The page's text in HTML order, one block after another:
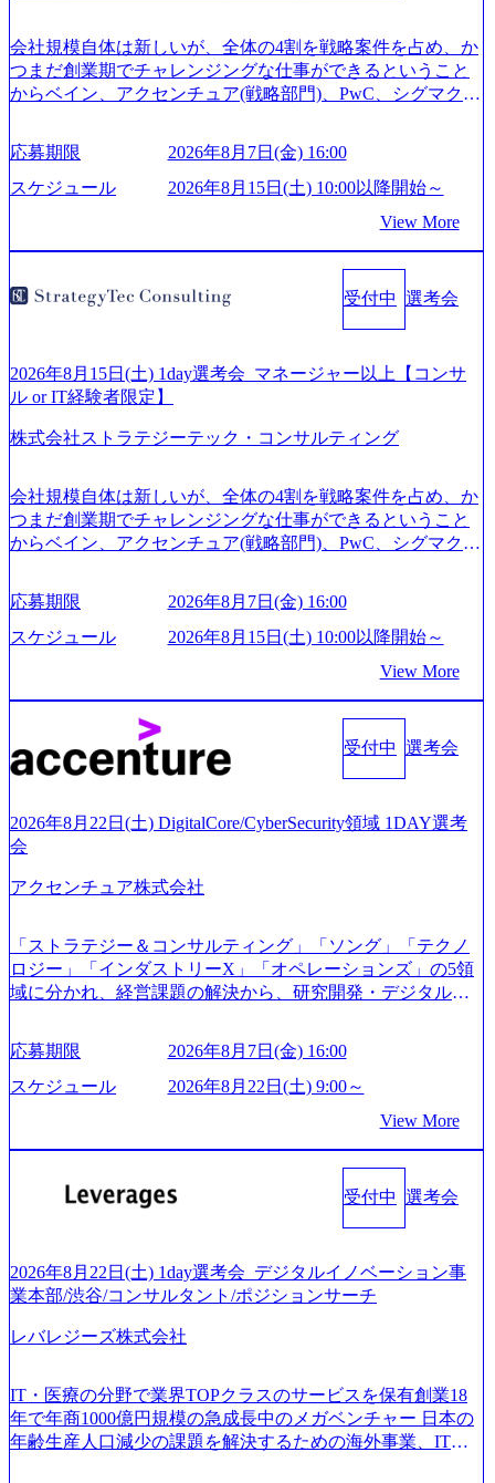
会社規模自体は新しいが、全体の4割を戦略案件を占め、か
つまだ創業期でチャレンジングな仕事ができるということ
からベイン、アクセンチュア(戦略部門)、PwC、シグマクシ
が続々ジョインするピュアな戦略を伸ばす新興ファーム。
事業会社機能へ携われる可能性※SaaSプロダクト、地方創
生、メディアなど リモート比率99%、福岡や北海道在中者
業、通信業界に強みがあり、ヘルスケアな業界は広げてい
く予定 インセンティブ支給という他社にはない制度 ワンプ
始～ 2026年8月7日(金) 16:00 ※枠が限られておりますので、
ご応募いただいてもご対応できない可能性がございます ※
だいたご応募者様については、1dayではなく通常選考での
ご案内とさせていただきます ● 面接(1次・最終を一度の面
についてご連絡させていただきます。 ● 一日で最終面接ま
合、後日面接や面談のお時間をいただく場合がございます
● 面接、条件面談それぞれ最大1時間を想定しております ・
実施前日までに日程およびURLを共有させていただきます
・面接および条件面談ともに、どの時間開始となってもご
ますと幸いです ※1day選考会のご参加希望の方は、事前に
GAB試験を受検いただきます(受験期限は1day選考会実施日
の3日前まで)。 ※ただし、30代以上のコンサルファーム経
験3年以上の方はGAB受検免除、書類選考のみ。 書類選考
通過後に、GAB試験に合格している方へ1day選考会当日の
ご案内をさせていただきます。 急速なグローバル化により
既存事業では成長戦略を描く事が困難になった大手企業を
サポートするため、新規事業立案や既存事業のトランスフ
たします。 (1)既存または新規大手事業会社から依頼された
「経営戦略」等のコンサルティング支援を行います。クラ
イアントは各業界上位5社をターゲットとし、特にCXOクラ
スから「新規事業戦略」「既存事業のトランスフォーメー
略」案件をメインとしたコンサルティングを行います ＜プ
ロジェクト一部抜粋＞ ・海外事業(新規・既存)事業のビジ
ネスモデル検討支援 ・金融領域におけるAIを活用した事業
ィ領域における地域活性アプリ企画支援及び実行支援 ・ロ
業支援 ※その他新規事業や既存デジタルトランスフォーメ
ーションの案件が多数 ● コンサルタント プロジェクトにお
プロジェクトにおける課題/リスク管理などを担当。 ● シニ
アコンサルタント プロジェクトメンバーとしてプロジェク
トの一領域を担う。主な作業としては、As-Is分析、仮説構
ィスカッションペ ーパーの作成などを担当。 ● 裁量権 弊社
は2019年11月に設立され、成長期といわれるフェーズにあ
ります。 事業・組織を拡大していく時期のため、メンバー
や組織がスケールしていく過程を体感できます。 また、希
参加できる環境です。 自ら案件を取り、プロジェクト体制
を作っていくことも可能です。 ● 事業会社機能にも携われ
る 弊社にはコンサルティング事業以外にもSaaSプロダク
応募期限
2026年8月7日(金) 16:00
スケジュール
2026年8月15日(土) 10:00以降開始～
View More
受付中 選考会
2026年8月15日(土) 1day選考会_マネージャー以上【コンサ
ル or IT経験者限定】
株式会社ストラテジーテック・コンサルティング
会社規模自体は新しいが、全体の4割を戦略案件を占め、か
つまだ創業期でチャレンジングな仕事ができるということ
からベイン、アクセンチュア(戦略部門)、PwC、シグマクシ
が続々ジョインするピュアな戦略を伸ばす新興ファーム。
事業会社機能へ携われる可能性※SaaSプロダクト、地方創
生、メディアなど リモート比率99%、福岡や北海道在中者
業、通信業界に強みがあり、ヘルスケアな業界は広げてい
く予定 インセンティブ支給という他社にはない制度 ワンプ
ール制を敷く、柔軟な組織 2026年8月15日(土) 10:00以降開
始～ 2026年8月7日(金) 16:00 ※枠が限られておりますので、
ご応募いただいてもご対応できない可能性がございます ※
ご応募者様については、1dayではなく通常選考でのご案内
とさせていただきます ● 面接(1次・最終を一度の面接で実
てご連絡させていただきます。 ● 一日で最終面接まで完了
日面接や面談のお時間をいただく場合がございます ● 面
接、条件面談それぞれ最大1時間を想定しております ・実施
前日までに日程およびURLを共有させていただきます ・面
接および条件面談ともに、どの時間開始となってもご対応
と幸いです ※1day選考会のご参加希望の方は、事前にGAB
試験を受検いただきます(受験期限は1day選考会実施日の3日
前まで)。 ※ただし、30代以上のコンサルファーム経験3年
以上の方はGAB受検免除、書類選考のみ。 書類選考通過後
に、GAB試験に合格している方へ1day選考会当日のご案内
をさせていただきます。 急速なグローバル化により既存事
業では成長戦略を描く事が困難になった大手企業をサポー
す。 (1)既存または新規大手事業会社から依頼された「経営
戦略」等のコンサルティング支援を行います。クライアン
トは各業界上位5社をターゲットとし、特にCXOクラスから
「新規事業戦略」「既存事業のトランスフォーメーショ
案件をメインとしたコンサルティングを行います ＜プロジ
ェクト一部抜粋＞ ・海外事業(新規・既存)事業のビジネス
モデル検討支援 ・金融領域におけるAIを活用した事業戦略
応募期限
2026年8月7日(金) 16:00
スケジュール
2026年8月15日(土) 10:00以降開始～
View More
受付中 選考会
2026年8月22日(土) DigitalCore/CyberSecurity領域 1DAY選考
会
アクセンチュア株式会社
「ストラテジー＆コンサルティング」「ソング」「テクノ
ロジー」「インダストリーX」「オペレーションズ」の5領
域に分かれ、経営課題の解決から、研究開発・デジタル・
グ領域からその実行的側面であるITサービスの提供まで一
貫して支援する総合系・IT系ファームである あらゆる産業
において非常に良質な顧客基盤を築いており、Fortune Globa
手掛けたプロジェクトは「ファーストリテイリングにおけ
るグローバル化」「資生堂グループのDX化支援」「ヴィヴ
ンサルティング活動のみならず、2021年にはKDDIと合弁会
社「ARISE analytics」を設立し、人工知能とデータアナリテ
ジタル人材育成の支援も盛んに行う 採用資料 (https://www.ac
centure.com/content/dam/accenture/final/accenture-com/document-
いて (https://www.accenture.com/content/dam/accenture/final/caree
のキャリアブログ (https://www.accenture.com/jp-ja/blogs/japan-
careers-blog) 江川社長が語る「105点経営」 (https://business.ni
kkei.com/atcl/gen/19/00604/021600008/) 規模拡大で成功する理
由【コンサル業界俯瞰マップ】 (https://diamond.jp/articles/-/34
応募期限
2026年8月7日(金) 16:00
スケジュール
2026年8月22日(土) 9:00～
View More
受付中 選考会
2026年8月22日(土) 1day選考会_デジタルイノベーション事
業本部/渋谷/コンサルタント/ポジションサーチ
レバレジーズ株式会社
IT・医療の分野で業界TOPクラスのサービスを保有創業18
年で年商1000億円規模の急成長中のメガベンチャー 日本の
年齢生産人口減少の課題を解決するための海外事業、IT事